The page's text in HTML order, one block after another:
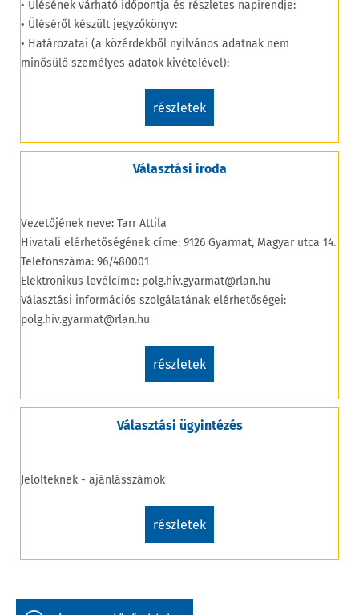
• Ülésének várható időpontja és részletes napirendje:
• Üléséről készült jegyzőkönyv:
• Határozatai (a közérdekből nyilvános adatnak nem
minősülő személyes adatok kivételével):
részletek
Választási iroda
Vezetőjének neve: Tarr Attila
Hivatali elérhetőségének címe: 9126 Gyarmat, Magyar utca 14.
Telefonszáma: 96/480001
Elektronikus levélcíme: polg.hiv.gyarmat@rlan.hu
Választási információs szolgálatának elérhetőségei:
polg.hiv.gyarmat@rlan.hu
részletek
Választási ügyintézés
Jelölteknek - ajánlásszámok
részletek